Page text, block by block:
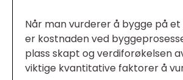
Når man vurderer å bygge på
er kostnaden ved
plass skapt og verdiforøkelsen
viktige kvantitative faktorer å